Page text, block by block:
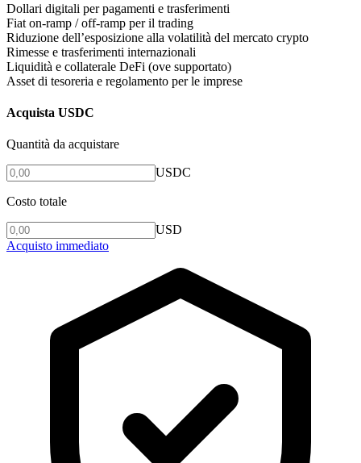
Dollari digitali per pagamenti e trasferimenti
Fiat on-ramp / off-ramp per il trading
Riduzione dell’esposizione alla volatilità del mercato crypto
Rimesse e trasferimenti internazionali
Liquidità e collaterale DeFi (ove supportato)
Asset di tesoreria e regolamento per le imprese
Acquista USDC
Quantità da acquistare
USDC
Costo totale
USD
Acquisto immediato